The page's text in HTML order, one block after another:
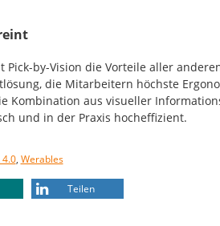
by-Vision die Vorteile aller
die Mitarbeitern höchste
Kombination aus visueller
und in der Praxis hocheffizient.
4.0, Werables
Teilen